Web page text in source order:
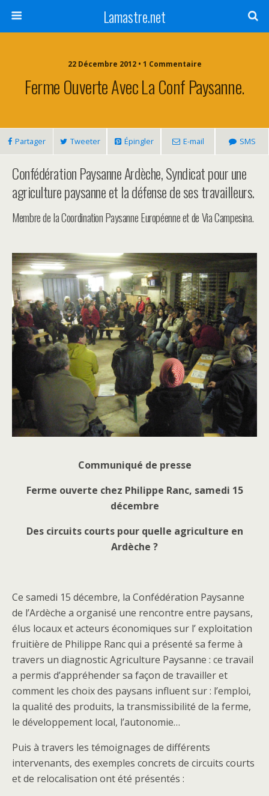
Lamastre.net
22 Décembre 2012 • 1 Commentaire
Ferme Ouverte Avec La Conf Paysanne.
Partager Tweeter Épingler E-mail SMS
Confédération Paysanne Ardèche, Syndicat pour une
agriculture paysanne et la défense de ses travailleurs.
Membre de la Coordination Paysanne Européenne et de Via Campesina.
Communiqué de presse
Ferme ouverte chez Philippe Ranc, samedi 15
décembre
Des circuits courts pour quelle agriculture en
Ardèche ?
Ce samedi 15 décembre, la Confédération Paysanne
de l’Ardèche a organisé une rencontre entre paysans,
élus locaux et acteurs économiques sur l’ exploitation
fruitière de Philippe Ranc qui a présenté sa ferme à
travers un diagnostic Agriculture Paysanne : ce travail
a permis d’appréhender sa façon de travailler et
comment les choix des paysans influent sur : l’emploi,
la qualité des produits, la transmissibilité de la ferme,
le développement local, l’autonomie…
Puis à travers les témoignages de différents
intervenants, des exemples concrets de circuits courts
et de relocalisation ont été présentés :